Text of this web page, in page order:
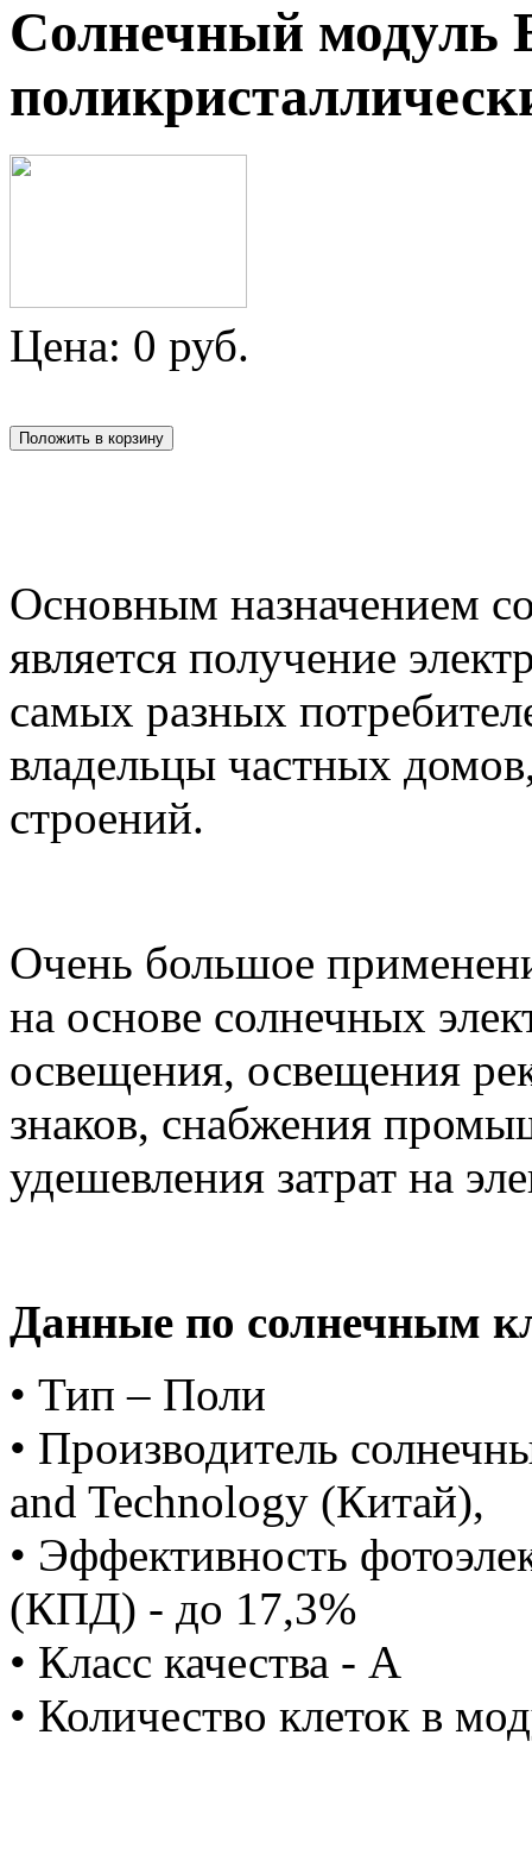
Солнечный модуль
Цена: 0 руб.
Основным назначением
является получение
самых разных
владельцы частных
строений.
Очень большое
на основе солнечных
освещения, освещения
знаков, снабжения
удешевления затрат на
Данные по солнечным
• Тип – Поли
• Производитель
and Technology (Китай),
• Эффективность
(КПД) - до 17,3%
• Класс качества - А
• Количество клеток в